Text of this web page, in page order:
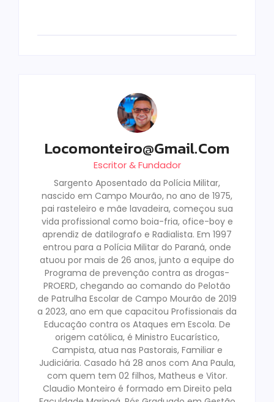
Locomonteiro@gmail.com
Escritor & Fundador
Sargento Aposentado da Polícia Militar,
nascido em Campo Mourão, no ano de 1975,
pai rasteleiro e mãe lavadeira, começou sua
vida profissional como boia-fria, ofice-boy e
aprendiz de datilografo e Radialista. Em 1997
entrou para a Polícia Militar do Paraná, onde
atuou por mais de 26 anos, junto a equipe do
Programa de prevenção contra as drogas-
PROERD, chegando ao comando do Pelotão
de Patrulha Escolar de Campo Mourão de 2019
a 2023, ano em que capacitou Profissionais da
Educação contra os Ataques em Escola. De
origem católica, é Ministro Eucarístico,
Campista, atua nas Pastorais, Familiar e
Judiciária. Casado há 28 anos com Ana Paula,
com quem tem 02 filhos, Matheus e Vitor.
Claudio Monteiro é formado em Direito pela